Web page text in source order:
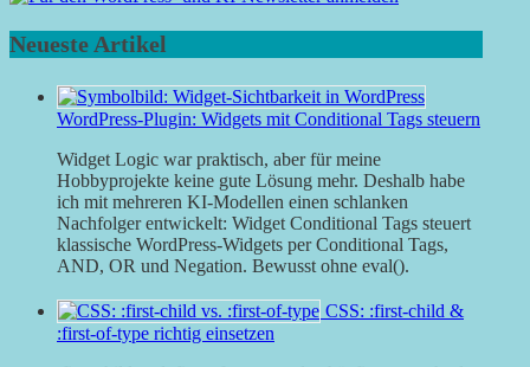
Neueste Artikel
WordPress-Plugin: Widgets mit Conditional Tags steuern
Widget Logic war praktisch, aber für meine
Hobbyprojekte keine gute Lösung mehr. Deshalb habe
ich mit mehreren KI-Modellen einen schlanken
Nachfolger entwickelt: Widget Conditional Tags steuert
klassische WordPress-Widgets per Conditional Tags,
AND, OR und Negation. Bewusst ohne eval().
CSS: :first-child &
:first-of-type richtig einsetzen